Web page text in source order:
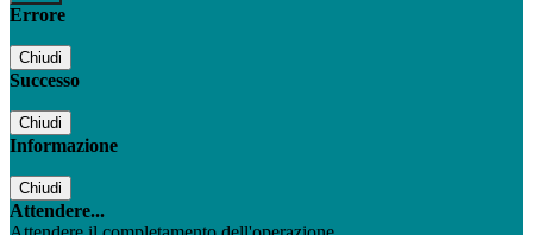
Errore
Chiudi
Successo
Chiudi
Informazione
Chiudi
Attendere...